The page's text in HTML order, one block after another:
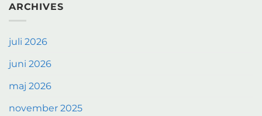
ARCHIVES
juli 2026
juni 2026
maj 2026
november 2025